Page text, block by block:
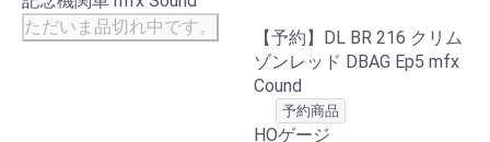
ただいま品切れ中です。
【予約】DL BR 216 クリム
ゾンレッド DBAG Ep5 mfx
Cound
予約商品
HOゲージ